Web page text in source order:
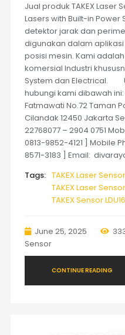
Jual produk TAKEX Laser
Lasers with Built-in Power
detektor jarak dan
digunakan dalam
posisi mesin. Kami
komersial Industri
System dan Electrical.
hubungi kami dibawah ini:
Fatmawati No.72 Taman
Cilandak 12450 Jakarta
22768077 – 2904 0751
0813-9852-4121 ] Mobile
8571-3183 ] Email:
Tags: TAKEX Laser Sensor
TAKEX Laser Sensor
TAKEX Sensor
June 25, 2025
Sensor
CONTINUE READING